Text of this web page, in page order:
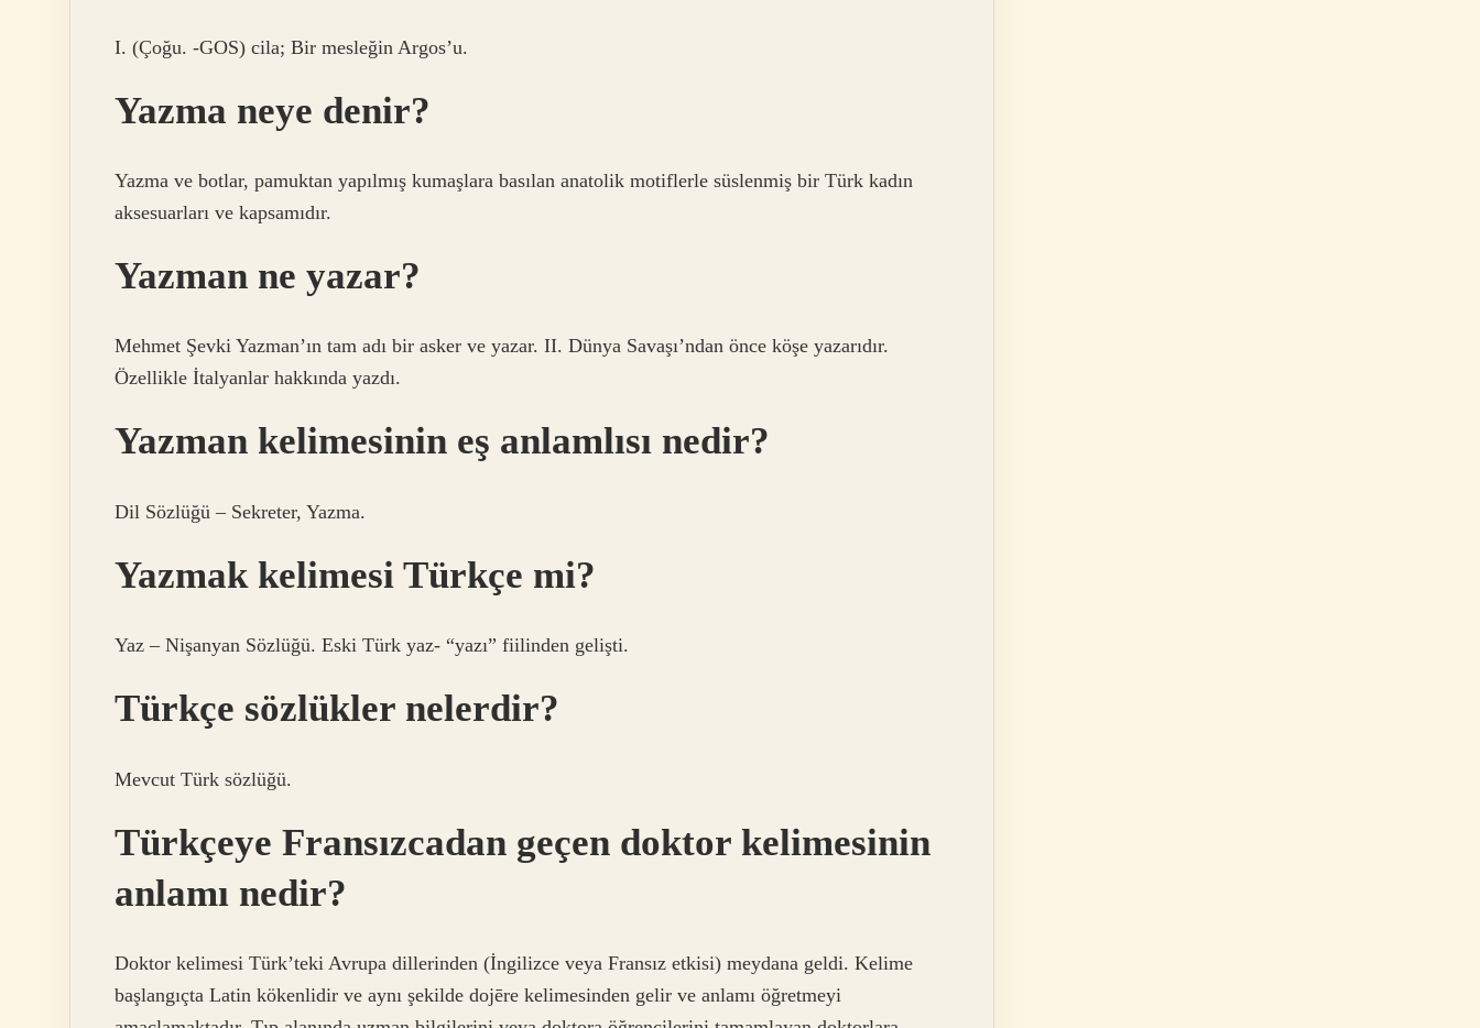
I. (Çoğu. -GOS) cila; Bir mesleğin Argos’u.
Yazma neye denir?
Yazma ve botlar, pamuktan yapılmış kumaşlara basılan anatolik motiflerle süslenmiş bir Türk kadın
aksesuarları ve kapsamıdır.
Yazman ne yazar?
Mehmet Şevki Yazman’ın tam adı bir asker ve yazar. II. Dünya Savaşı’ndan önce köşe yazarıdır.
Özellikle İtalyanlar hakkında yazdı.
Yazman kelimesinin eş anlamlısı nedir?
Dil Sözlüğü – Sekreter, Yazma.
Yazmak kelimesi Türkçe mi?
Yaz – Nişanyan Sözlüğü. Eski Türk yaz- “yazı” fiilinden gelişti.
Türkçe sözlükler nelerdir?
Mevcut Türk sözlüğü.
Türkçeye Fransızcadan geçen doktor kelimesinin
anlamı nedir?
Doktor kelimesi Türk’teki Avrupa dillerinden (İngilizce veya Fransız etkisi) meydana geldi. Kelime
başlangıçta Latin kökenlidir ve aynı şekilde dojēre kelimesinden gelir ve anlamı öğretmeyi